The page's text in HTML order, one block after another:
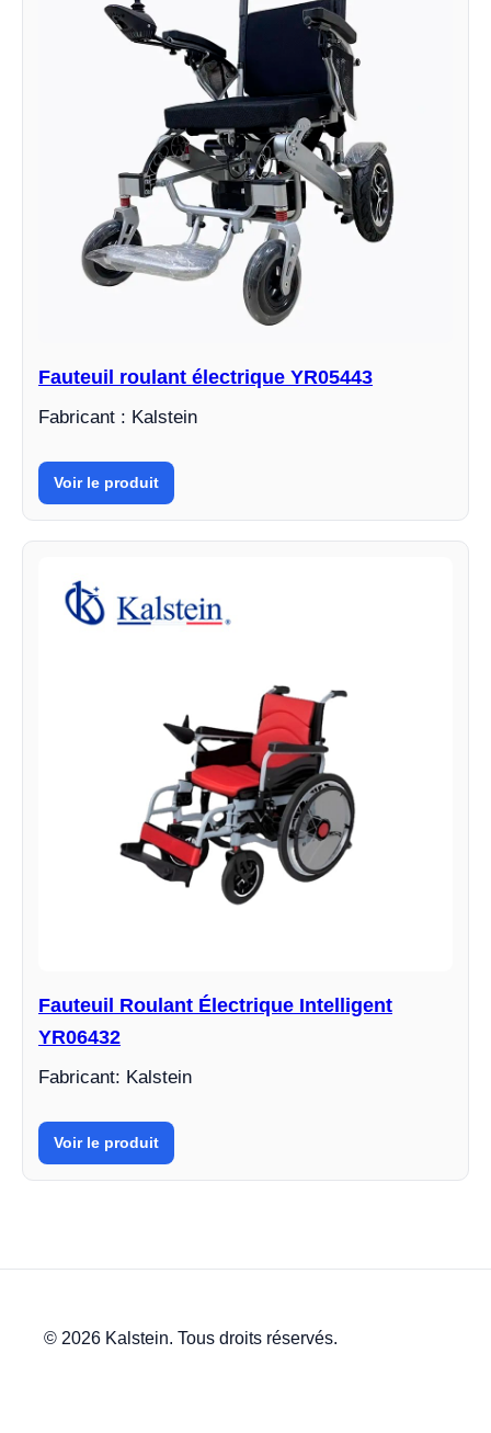
Fauteuil roulant électrique YR05443
Fabricant : Kalstein
Voir le produit
Fauteuil Roulant Électrique Intelligent
YR06432
Fabricant: Kalstein
Voir le produit
© 2026 Kalstein. Tous droits réservés.